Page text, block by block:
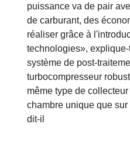
puissance va de pair
de carburant, des
réaliser grâce à
technologies»,
système de post-
turbocompresseur
même type de
chambre unique que
dit-il